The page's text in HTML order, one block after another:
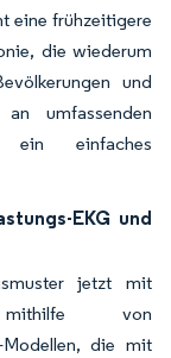
eine frühzeitigere
die wiederum
und
umfassenden
ein einfaches
EKG und
jetzt mit
mithilfe von
Modellen, die mit